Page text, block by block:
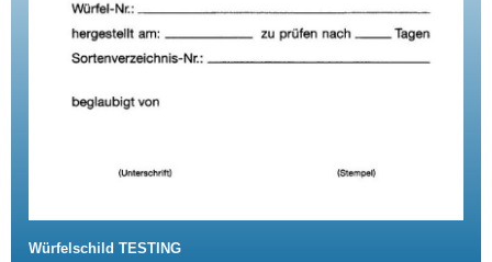
Würfelschild TESTING